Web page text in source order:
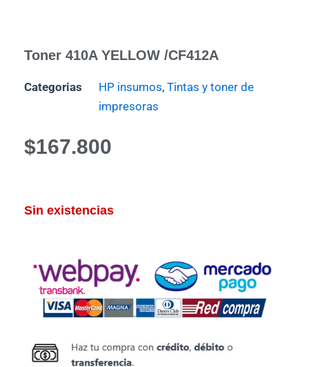
Toner 410A YELLOW /CF412A
Categorias HP insumos, Tintas y toner de
impresoras
$167.800
Sin existencias